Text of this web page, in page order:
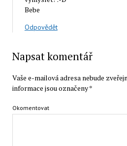
Bebe
Odpovědět
Napsat komentář
Vaše e-mailová adresa nebude
informace jsou označeny*
Okomentovat